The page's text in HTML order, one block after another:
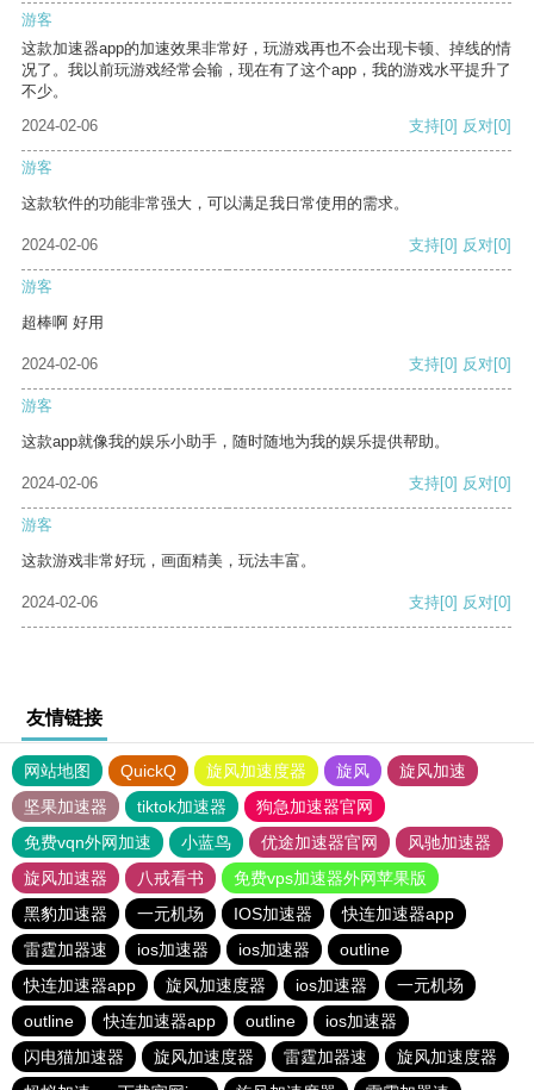
游客
这款加速器app的加速效果非常好，玩游戏再也不会出现卡顿、掉线的情
况了。我以前玩游戏经常会输，现在有了这个app，我的游戏水平提升了
不少。
2024-02-06
支持[0] 反对[0]
游客
这款软件的功能非常强大，可以满足我日常使用的需求。
2024-02-06 支持[0] 反对[0]
游客
超棒啊 好用
2024-02-06 支持[0] 反对[0]
游客
这款app就像我的娱乐小助手，随时随地为我的娱乐提供帮助。
2024-02-06 支持[0] 反对[0]
游客
这款游戏非常好玩，画面精美，玩法丰富。
2024-02-06 支持[0] 反对[0]
友情链接
网站地图 QuickQ 旋风加速度器 旋风
旋风加速
坚果加速器
tiktok加速器
狗急加速器官网
免费vqn外网加速
小蓝鸟 优途加速器官网
风驰加速器
旋风加速器
八戒看书
免费vps加速器外网苹果版
黑豹加速器
一元机场 IOS加速器
快连加速器app
雷霆加器速
ios加速器 ios加速器
outline
快连加速器app
旋风加速度器 ios加速器
一元机场
outline
快连加速器app outline
ios加速器
闪电猫加速器
旋风加速度器 雷霆加器速
旋风加速度器